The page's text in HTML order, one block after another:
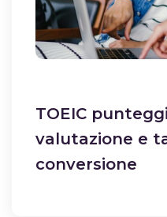
TOEIC
valutazione e
conversione